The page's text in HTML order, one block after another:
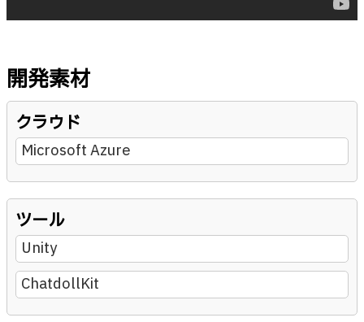
開発素材
クラウド
Microsoft Azure
ツール
Unity
ChatdollKit